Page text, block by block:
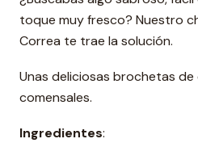
toque muy fresco? Nuestro
Correa te trae la solución.
Unas deliciosas brochetas
comensales.
Ingredientes: